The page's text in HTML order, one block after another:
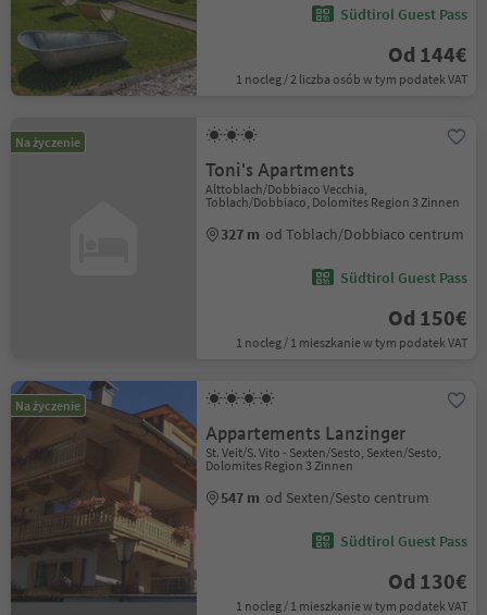
Südtirol Guest Pass
Od 144€
1 nocleg / 2 liczba osób w tym podatek VAT
Na życzenie
Toni's Apartments
Alttoblach/Dobbiaco Vecchia,
Toblach/Dobbiaco, Dolomites Region 3 Zinnen
327 m od Toblach/Dobbiaco centrum
Südtirol Guest Pass
Od 150€
1 nocleg / 1 mieszkanie w tym podatek VAT
Na życzenie
Appartements Lanzinger
St. Veit/S. Vito - Sexten/Sesto, Sexten/Sesto,
Dolomites Region 3 Zinnen
547 m od Sexten/Sesto centrum
Südtirol Guest Pass
Od 130€
1 nocleg / 1 mieszkanie w tym podatek VAT